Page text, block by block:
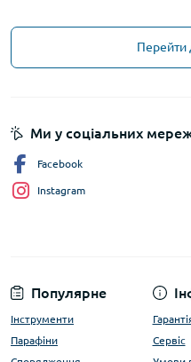
Перейти
Популярне
Інструменти
Парафіни
Сервіс
Ми у соціальних
Facebook
Instagram